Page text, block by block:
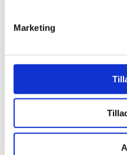
MarketingHindbær fromage
Hindbærpure,
æggeblommer
op til 82 grader,